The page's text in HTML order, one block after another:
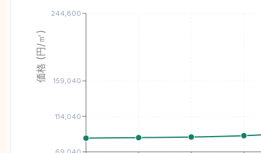
114,040
159,040
244,800
価格 (円/㎡)